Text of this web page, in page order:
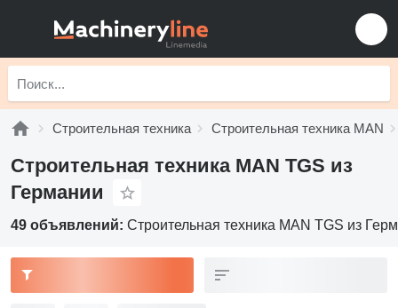
Строительная техника Строительная техника MAN
Строительная техника MAN TGS из
Германии
49 объявлений: Строительная техника MAN TGS из